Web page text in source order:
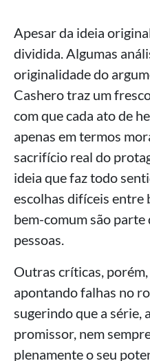
Apesar da ideia
dividida. Algumas
originalidade do
Cashero traz um
com que cada ato de
apenas em termos
sacrifício real do
ideia que faz todo
escolhas difíceis entre
bem-comum são
pessoas.
Outras críticas,
apontando falhas no
sugerindo que a série,
promissor, nem
plenamente o seu